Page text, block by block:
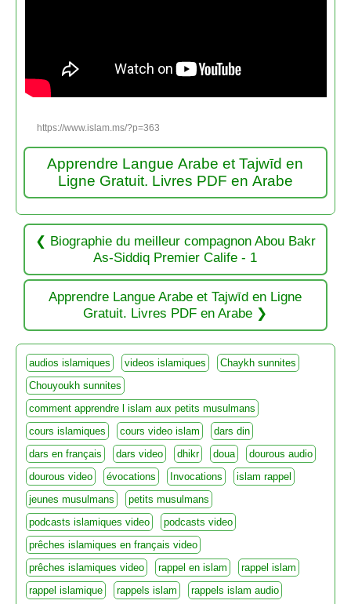
https://www.islam.ms/?p=363
Apprendre Langue Arabe et Tajwīd en
Ligne Gratuit. Livres PDF en Arabe
Biographie du meilleur compagnon Abou Bakr
As-Siddiq Premier Calife - 1
Apprendre Langue Arabe et Tajwīd en Ligne
Gratuit. Livres PDF en Arabe
audios islamiques videos islamiques
Chaykh sunnites
Chouyoukh sunnites
comment apprendre l islam aux petits musulmans
cours islamiques
cours video islam
dars din
dars en français
dars video dhikr doua
dourous audio
dourous video
évocations Invocations
islam rappel
jeunes musulmans
petits musulmans
podcasts islamiques video
podcasts video
prêches islamiques en français video
prêches islamiques video
rappel en islam
rappel islam
rappel islamique
rappels islam
rappels islam audio